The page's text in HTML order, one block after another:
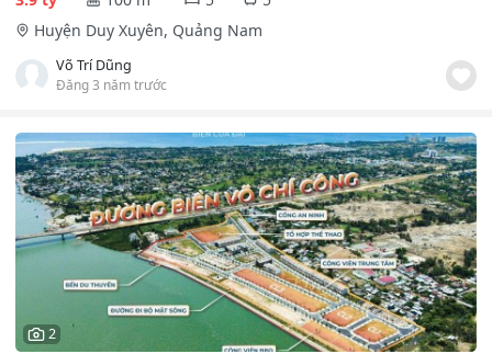
Huyện Duy Xuyên, Quảng Nam
Võ Trí Dũng
Đăng 3 năm trước
2